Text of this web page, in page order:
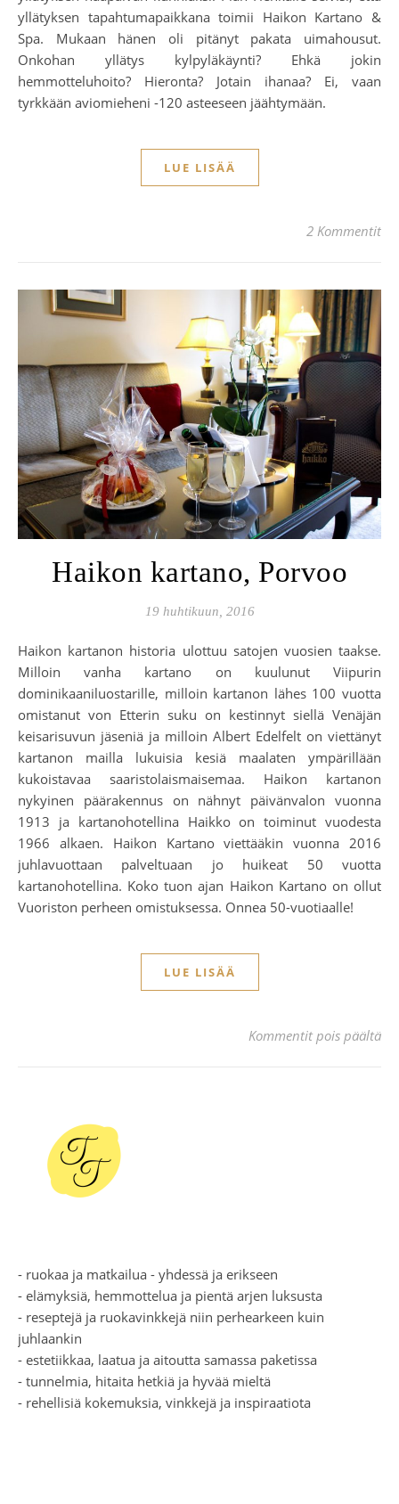
yllätyksen tapahtumapaikkana toimii Haikon Kartano &
Spa. Mukaan hänen oli pitänyt pakata uimahousut.
Onkohan yllätys kylpyläkäynti? Ehkä jokin
hemmotteluhoito? Hieronta? Jotain ihanaa? Ei, vaan
tyrkkään aviomieheni -120 asteeseen jäähtymään.
LUE LISÄÄ
2 Kommentit
Haikon kartano, Porvoo
19 huhtikuun, 2016
Haikon kartanon historia ulottuu satojen vuosien taakse.
Milloin vanha kartano on kuulunut Viipurin
dominikaaniluostarille, milloin kartanon lähes 100 vuotta
omistanut von Etterin suku on kestinnyt siellä Venäjän
keisarisuvun jäseniä ja milloin Albert Edelfelt on viettänyt
kartanon mailla lukuisia kesiä maalaten ympärillään
kukoistavaa saaristolaismaisemaa. Haikon kartanon
nykyinen päärakennus on nähnyt päivänvalon vuonna
1913 ja kartanohotellina Haikko on toiminut vuodesta
1966 alkaen. Haikon Kartano viettääkin vuonna 2016
juhlavuottaan palveltuaan jo huikeat 50 vuotta
kartanohotellina. Koko tuon ajan Haikon Kartano on ollut
Vuoriston perheen omistuksessa. Onnea 50-vuotiaalle!
LUE LISÄÄ
Kommentit pois päältä
- ruokaa ja matkailua - yhdessä ja erikseen
- elämyksiä, hemmottelua ja pientä arjen luksusta
- reseptejä ja ruokavinkkejä niin perhearkeen kuin
juhlaankin
- estetiikkaa, laatua ja aitoutta samassa paketissa
- tunnelmia, hitaita hetkiä ja hyvää mieltä
- rehellisiä kokemuksia, vinkkejä ja inspiraatiota